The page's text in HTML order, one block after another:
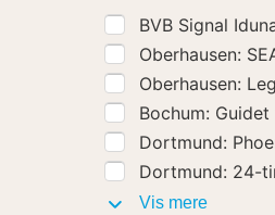
Vis mereAktiviteter